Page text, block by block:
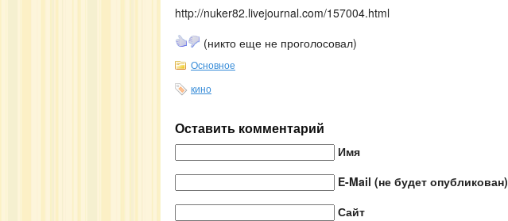
http://nuker82.livejournal.com/157004.html
(никто еще не проголосовал)
Основное
кино
Оставить комментарий
Имя
E-Mail (не будет опубликован)
Сайт